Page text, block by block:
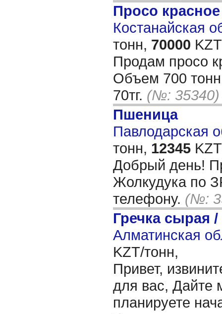
Просо красное
Костанайская
тонн, 70000
Продам просо
Объем 700
70тг. (№: 35340)
Пшеница
Павлодарская
тонн, 12345
Добрый день!
Жолкудука по
телефону. (№:
Гречка сырая /
Алматинская
KZT/тонн,
Привет,
для вас, Дайте
планируете